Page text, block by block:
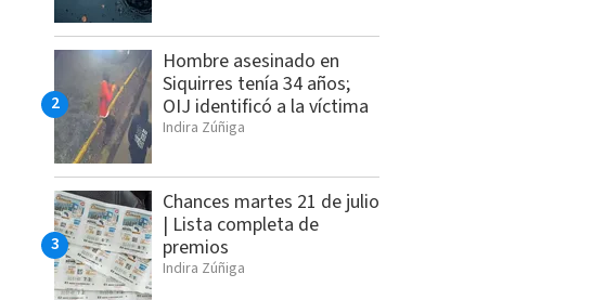
Hombre asesinado en
Siquirres tenía 34 años;
OIJ identificó a la víctima
Indira Zúñiga
Chances martes 21 de julio
| Lista completa de
premios
Indira Zúñiga